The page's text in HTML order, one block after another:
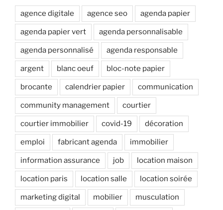
agence digitale agence seo agenda papier
agenda papier vert agenda personnalisable
agenda personnalisé agenda responsable
argent blanc oeuf bloc-note papier
brocante calendrier papier communication
community management courtier
courtier immobilier covid-19 décoration
emploi fabricant agenda immobilier
information assurance job location maison
location paris location salle location soirée
marketing digital mobilier musculation